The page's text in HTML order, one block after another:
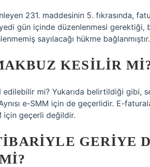
231. maddesinin 5. fıkrasında,
gün içinde düzenlenmesi gerektiği,
sayılacağı hükme bağlanmıştır.
KESILIR
mi? Yukarıda belirtildiği gibi,
e-SMM için de geçerlidir. E-
için geçerli değildir.
GERIYE